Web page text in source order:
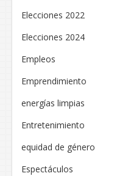
Elecciones 2022
Elecciones 2024
Empleos
Emprendimiento
energías limpias
Entretenimiento
equidad de género
Espectáculos